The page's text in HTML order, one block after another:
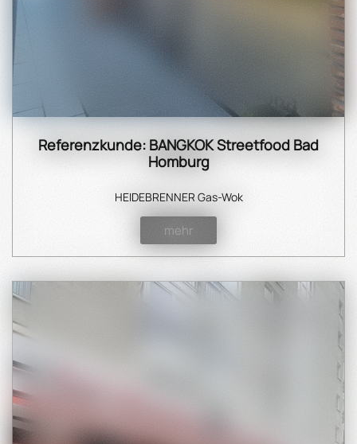
Referenzkunde: BANGKOK Streetfood Bad
Homburg
HEIDEBRENNER Gas-Wok
mehr